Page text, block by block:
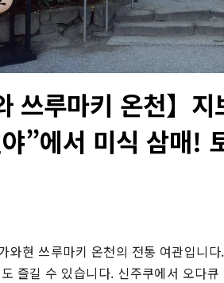
쓰루마키 온천】
”에서 미식 삼매!
와현 쓰루마키 온천의 전통 여관입니
즐길 수 있습니다. 신주쿠에서 오다